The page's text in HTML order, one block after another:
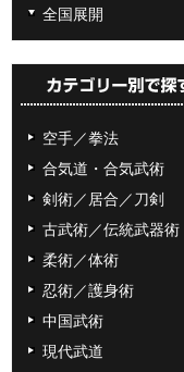
全国展開
空手／拳法
合気道・合気武術
剣術／居合／刀剣
古武術／伝統武器術
柔術／体術
忍術／護身術
中国武術
現代武道